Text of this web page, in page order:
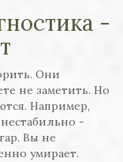
-
Они
не заметить. Но
Например,
-
Вы не
умирает.